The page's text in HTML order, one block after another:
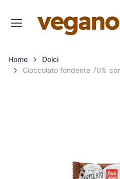
Home
Dolci
Cioccolato fondente 70%